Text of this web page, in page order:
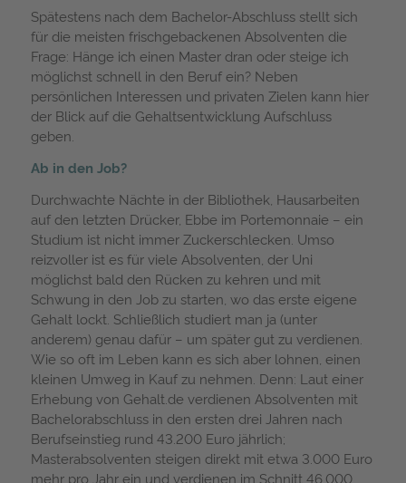
Spätestens nach dem Bachelor-Abschluss stellt sich
für die meisten frischgebackenen Absolventen die
Frage: Hänge ich einen Master dran oder steige ich
möglichst schnell in den Beruf ein? Neben
persönlichen Interessen und privaten Zielen kann hier
der Blick auf die Gehaltsentwicklung Aufschluss
geben.
Ab in den Job?
Durchwachte Nächte in der Bibliothek, Hausarbeiten
auf den letzten Drücker, Ebbe im Portemonnaie – ein
Studium ist nicht immer Zuckerschlecken. Umso
reizvoller ist es für viele Absolventen, der Uni
möglichst bald den Rücken zu kehren und mit
Schwung in den Job zu starten, wo das erste eigene
Gehalt lockt. Schließlich studiert man ja (unter
anderem) genau dafür – um später gut zu verdienen.
Wie so oft im Leben kann es sich aber lohnen, einen
kleinen Umweg in Kauf zu nehmen. Denn: Laut einer
Erhebung von Gehalt.de verdienen Absolventen mit
Bachelorabschluss in den ersten drei Jahren nach
Berufseinstieg rund 43.200 Euro jährlich;
Masterabsolventen steigen direkt mit etwa 3.000 Euro
mehr pro Jahr ein und verdienen im Schnitt 46.000